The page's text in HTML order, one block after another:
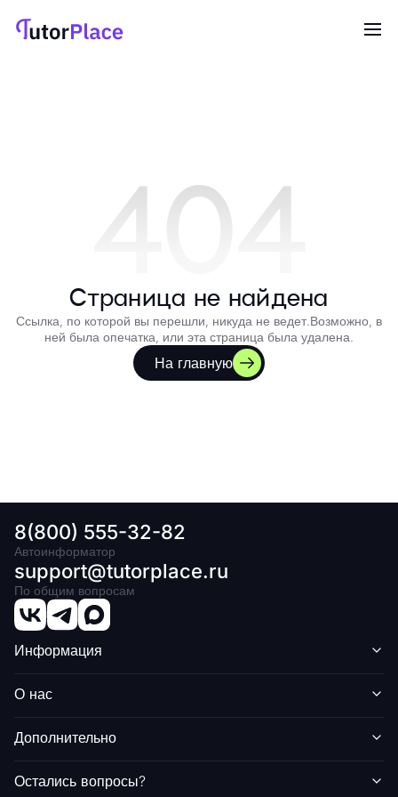
404
Страница не найдена
Ссылка, по которой вы перешли, никуда не ведет.Возможно, в
ней была опечатка, или эта страница была удалена.
На главную
8(800) 555-32-82
Автоинформатор
support@tutorplace.ru
По общим вопросам
Информация
О нас
Дополнительно
Остались вопросы?